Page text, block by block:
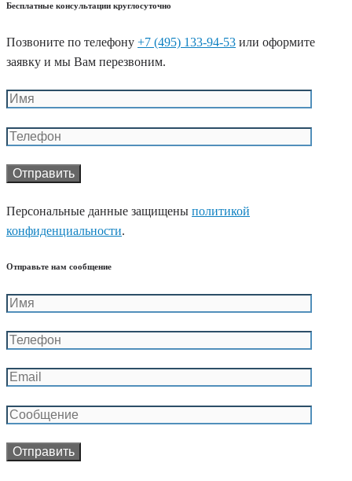
Бесплатные консультации круглосуточно
Позвоните по телефону +7 (495) 133-94-53 или оформите
заявку и мы Вам перезвоним.
Персональные данные защищены политикой
конфиденциальности.
Отправьте нам сообщение